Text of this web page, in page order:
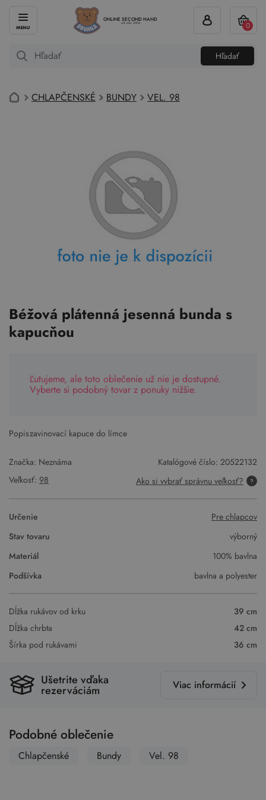
ONLINE SECOND HAND
od roku 2004
Hľadať
0
CHLAPČENSKÉ BUNDY VEL. 98
Béžová plátenná jesenná bunda s
kapucňou
Ľutujeme, ale toto oblečenie už nie je dostupné.
Vyberte si podobný tovar z ponuky nižšie.
Popis:zavinovací kapuce do límce
Značka: Neznáma Katalógové číslo: 20522132
Veľkosť: 98 Ako si vybrať správnu veľkosť?
Určenie
Pre chlapcov
Stav tovaru
výborný
Materiál
100% bavlna
Podšívka
bavlna a polyester
Dĺžka rukávov od krku
39 cm
Dĺžka chrbta
42 cm
Šírka pod rukávami
36 cm
Ušetrite vďaka
rezerváciám Viac informácií
Podobné oblečenie
Chlapčenské Bundy Vel. 98